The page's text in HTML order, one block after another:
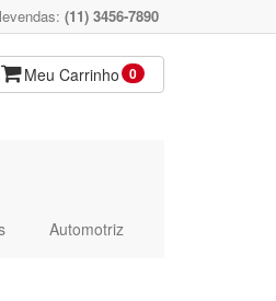
(11) 3456-7890
Meu Carrinho 0
Automotriz